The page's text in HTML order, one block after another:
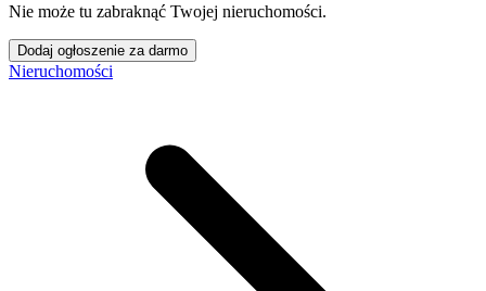
Nie może tu zabraknąć Twojej nieruchomości.
Dodaj ogłoszenie za darmo
Nieruchomości